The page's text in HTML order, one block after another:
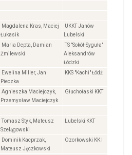
Magdalena Kras, Maciej
Łukasik
UKKT Janów
Lubelski
Maria Depta, Damian
Żmilewski
TS "Sokół-Syguła"
Aleksandrów
Łódzki
Ewelina Miller, Jan
Pieczka
KKS "Kachi" Łódź
Agnieszka Maciejczyk,
Przemysław Maciejczyk
Głuchołaski KKT
Tomasz Styk, Mateusz
Szelągowski
Lubelski KKT
Dominik Kacprzak,
Mateusz Jęczkowski
Ozorkowski KK I